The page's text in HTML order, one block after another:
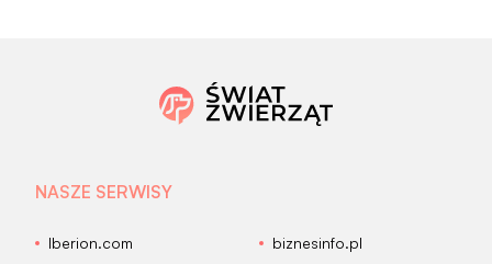
NASZE SERWISY
Iberion.com
biznesinfo.pl